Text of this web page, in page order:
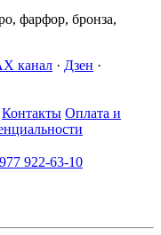
фарфор, бронза,
канал · Дзен ·
Контакты Оплата и
922-63-10